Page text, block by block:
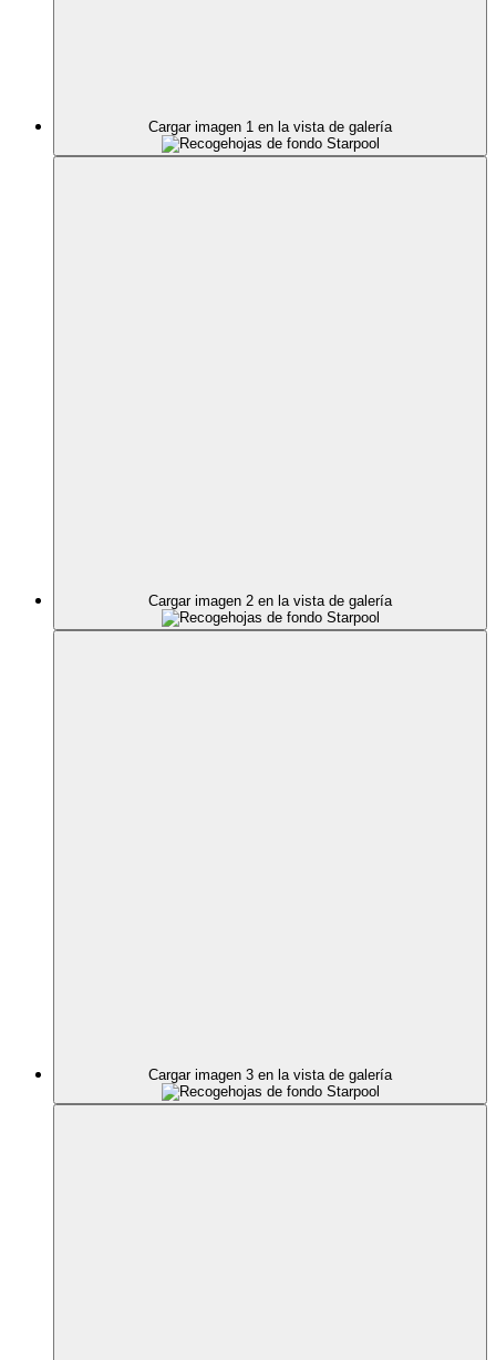
Cargar imagen 1 en la vista de galería
Cargar imagen 2 en la vista de galería
Cargar imagen 3 en la vista de galería